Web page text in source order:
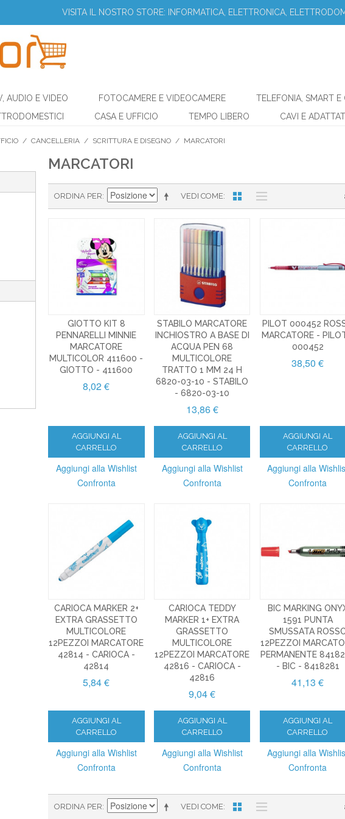
VISITA IL NOSTRO STORE: INFORMATICA, ELETTRONICA,
AUDIO E VIDEO FOTOCAMERE E VIDEOCAMERE TELEFONIA, SMART E
CASA E UFFICIO TEMPO LIBERO CAVI E
/ CANCELLERIA / SCRITTURA E DISEGNO / MARCATORI
MARCATORI
VEDI COME
ORDINA PER
GIOTTO KIT 8
PENNARELLI MINNIE
MARCATORE
MULTICOLOR 411600 -
GIOTTO - 411600
8,02 €
AGGIUNGI AL
CARRELLO
Aggiungi alla Wishlist
Confronta
STABILO MARCATORE
INCHIOSTRO A BASE DI
ACQUA PEN 68
MULTICOLORE
TRATTO 1 MM 24 H
6820-03-10 - STABILO
- 6820-03-10
13,86 €
AGGIUNGI AL
CARRELLO
Aggiungi alla Wishlist
Confronta
PILOT 000452
MARCATORE -
000452
38,50 €
AGGIUNGI AL
CARRELLO
Aggiungi alla
Confronta
CARIOCA MARKER 2+
EXTRA GRASSETTO
MULTICOLORE
12PEZZOI MARCATORE
42814 - CARIOCA -
42814
5,84 €
AGGIUNGI AL
CARRELLO
Aggiungi alla Wishlist
Confronta
CARIOCA TEDDY
MARKER 1+ EXTRA
GRASSETTO
MULTICOLORE
12PEZZOI MARCATORE
42816 - CARIOCA -
42816
9,04 €
AGGIUNGI AL
CARRELLO
Aggiungi alla Wishlist
Confronta
BIC MARKING
1591 PUNTA
SMUSSATA
12PEZZOI
PERMANENTE
- BIC - 8418281
41,13 €
AGGIUNGI AL
CARRELLO
Aggiungi alla
Confronta
VEDI COME
ORDINA PER